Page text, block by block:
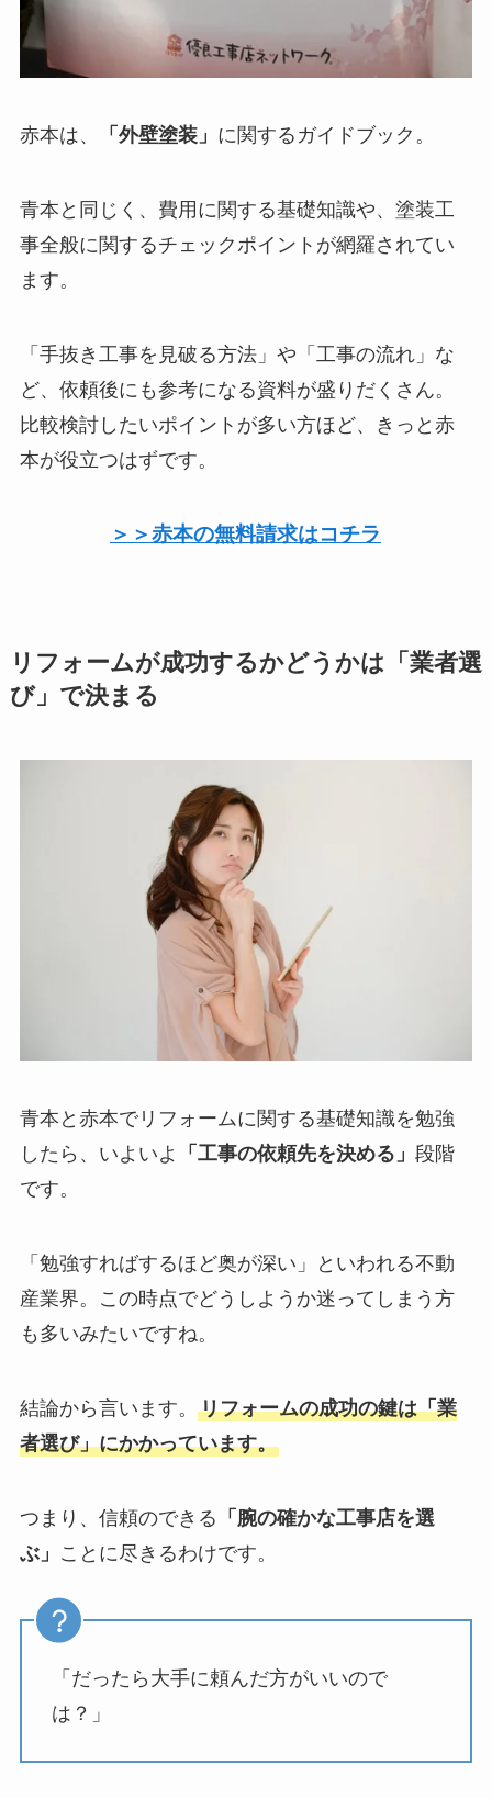
赤本は、 「外壁塗装」 に関するガイドブック。
青本と同じく、費用に関する基礎知識や、塗装工
事全般に関するチェックポイントが網羅されてい
ます。
「手抜き工事を見破る方法」や「工事の流れ」な
ど、依頼後にも参考になる資料が盛りだくさん。
比較検討したいポイントが多い方ほど、きっと赤
本が役立つはずです。
＞＞赤本の無料請求はコチラ
リフォームが成功するかどうかは「業者選
び」で決まる
青本と赤本でリフォームに関する基礎知識を勉強
したら、いよいよ
「工事の依頼先を決める」 段階
です。
「勉強すればするほど奥が深い」といわれる不動
産業界。この時点でどうしようか迷ってしまう方
も多いみたいですね。
結論から言います。 リフォームの成功の鍵は「業
者選び」にかかっています。
つまり、信頼のできる 「腕の確かな工事店を選
ぶ」 ことに尽きるわけです。
「だったら大手に頼んだ方がいいので
は？」